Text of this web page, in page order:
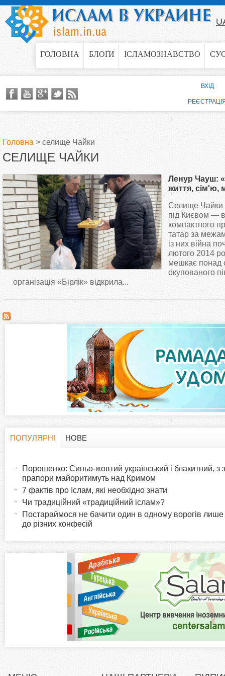
Jump to navigation
ГОЛОВНА БЛОҐИ ІСЛАМОЗНАВСТВО
В
и
є
т
у
Головна > селище Чайки
СЕЛИЩЕ ЧАЙКИ
Ленур Чауш:
життя, сім'ю,
обов'язок
Селище Чайки
під Києвом —
компактного
татар за
із них війна
лютого 2014
мешкає понад
окупованого
організація «Бірлік» відкрила...
ВХІД
a
ПОПУЛЯРНІ
в
НОВЕ
Порошенко: Синьо-жовтий український і блакитний, з
прапори майоритимуть над Кримом
7 фактів про Іслам, які необхідно знати
Чи традиційний «традиційний іслам»?
Постараймося не бачити один в одному ворогів лише
до різних конфесій